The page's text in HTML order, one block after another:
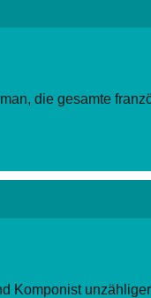
die gesamte
die Europäische
Komponist